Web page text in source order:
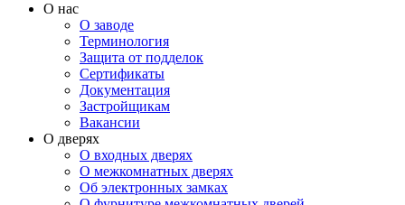
О нас
О заводе
Терминология
Защита от подделок
Сертификаты
Документация
Застройщикам
Вакансии
О дверях
О входных дверях
О межкомнатных дверях
Об электронных замках